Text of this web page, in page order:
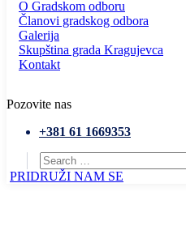
O Gradskom odboru
Članovi gradskog odbora
Galerija
Skupština grada Kragujevca
Kontakt
Pozovite nas
+381 61 1669353
PRIDRUŽI NAM SE